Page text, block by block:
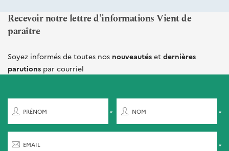
Recevoir notre lettre d'informations Vient de
paraître
Soyez informés de toutes nos nouveautés et dernières
parutions par courriel
PRÉNOM NOM
EMAIL